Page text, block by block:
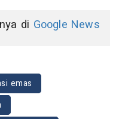
di Google News
emas